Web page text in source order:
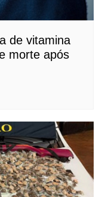
de vitamina
morte após